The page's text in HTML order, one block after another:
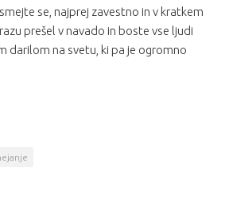
se, najprej zavestno in v kratkem
prešel v navado in boste vse ljudi
darilom na svetu, ki pa je ogromno